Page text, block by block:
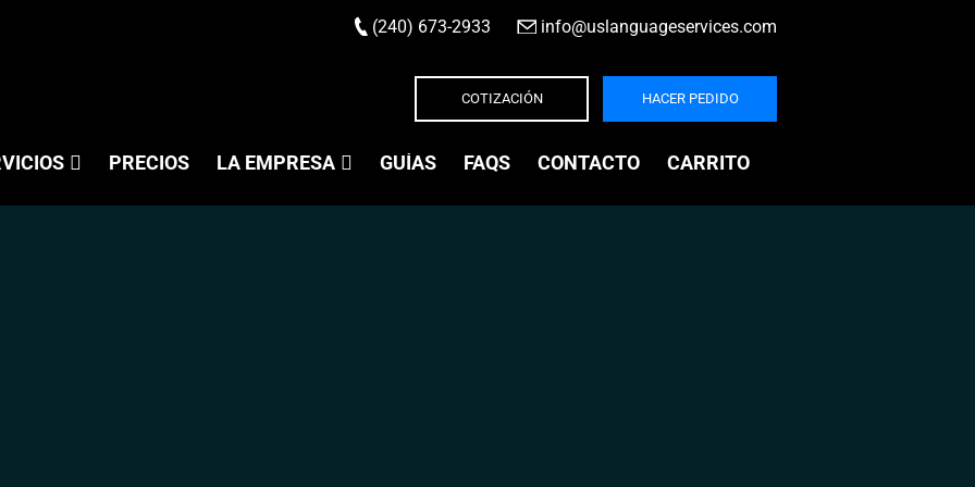
(240) 673-2933 info@uslanguageservices.com
COTIZACIÓN HACER PEDIDO
PRECIOS LA EMPRESA GUÍAS FAQS CONTACTO CARRITO